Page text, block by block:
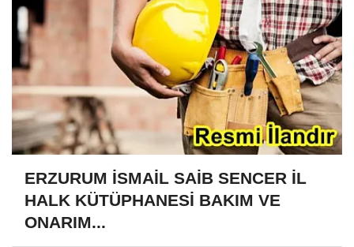
ERZURUM İSMAİL SAİB SENCER İL
HALK KÜTÜPHANESİ BAKIM VE
ONARIM...